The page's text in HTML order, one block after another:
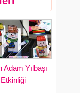
Adam Yılbaşı
Etkinliği